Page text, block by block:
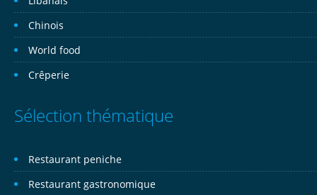
Chinois
World food
Crêperie
Sélection thématique
Restaurant peniche
Restaurant gastronomique